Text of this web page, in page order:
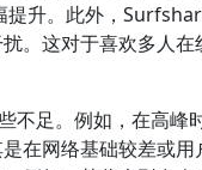
提升。此外，
。这对于喜欢多人
不足。例如，在高峰
在网络基础较差或用